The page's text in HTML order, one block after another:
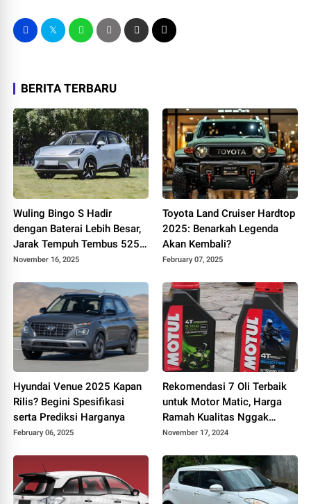
BERITA TERBARU
Wuling Bingo S Hadir
dengan Baterai Lebih Besar,
Jarak Tempuh Tembus 525
Km
November 16, 2025
Toyota Land Cruiser Hardtop
2025: Benarkah Legenda
Akan Kembali?
February 07, 2025
Hyundai Venue 2025 Kapan
Rilis? Begini Spesifikasi
serta Prediksi Harganya
February 06, 2025
Rekomendasi 7 Oli Terbaik
untuk Motor Matic, Harga
Ramah Kualitas Nggak
Murahan
November 17, 2024